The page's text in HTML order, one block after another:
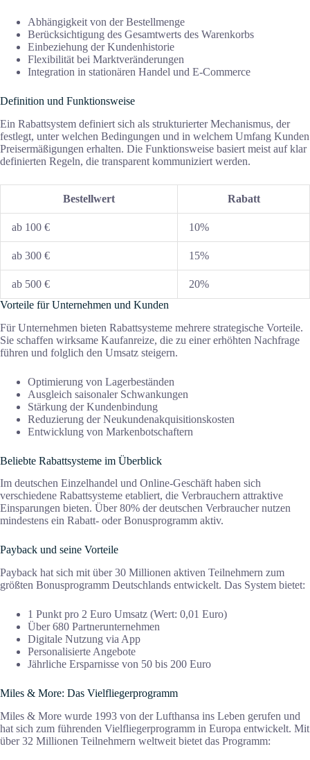
Abhängigkeit von der Bestellmenge
Berücksichtigung des Gesamtwerts des Warenkorbs
Einbeziehung der Kundenhistorie
Flexibilität bei Marktveränderungen
Integration in stationären Handel und E-Commerce
Definition und Funktionsweise
Ein Rabattsystem definiert sich als strukturierter Mechanismus, der
festlegt, unter welchen Bedingungen und in welchem Umfang Kunden
Preisermäßigungen erhalten. Die Funktionsweise basiert meist auf klar
definierten Regeln, die transparent kommuniziert werden.
Bestellwert Rabatt
ab 100 € 10%
ab 300 € 15%
ab 500 €
20%
Vorteile für Unternehmen und Kunden
Für Unternehmen bieten Rabattsysteme mehrere strategische Vorteile.
Sie schaffen wirksame Kaufanreize, die zu einer erhöhten Nachfrage
führen und folglich den Umsatz steigern.
Optimierung von Lagerbeständen
Ausgleich saisonaler Schwankungen
Stärkung der Kundenbindung
Reduzierung der Neukundenakquisitionskosten
Entwicklung von Markenbotschaftern
Beliebte Rabattsysteme im Überblick
Im deutschen Einzelhandel und Online-Geschäft haben sich
verschiedene Rabattsysteme etabliert, die Verbrauchern attraktive
Einsparungen bieten. Über 80% der deutschen Verbraucher nutzen
mindestens ein Rabatt- oder Bonusprogramm aktiv.
Payback und seine Vorteile
Payback hat sich mit über 30 Millionen aktiven Teilnehmern zum
größten Bonusprogramm Deutschlands entwickelt. Das System bietet:
1 Punkt pro 2 Euro Umsatz (Wert: 0,01 Euro)
Über 680 Partnerunternehmen
Digitale Nutzung via App
Personalisierte Angebote
Jährliche Ersparnisse von 50 bis 200 Euro
Miles & More: Das Vielfliegerprogramm
Miles & More wurde 1993 von der Lufthansa ins Leben gerufen und
hat sich zum führenden Vielfliegerprogramm in Europa entwickelt. Mit
über 32 Millionen Teilnehmern weltweit bietet das Programm: